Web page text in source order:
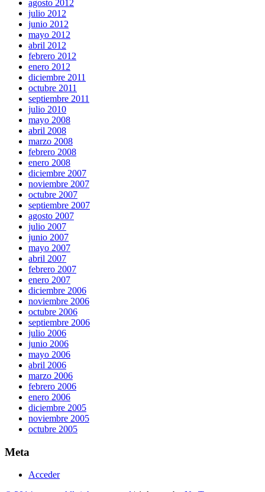
agosto 2012
julio 2012
junio 2012
mayo 2012
abril 2012
febrero 2012
enero 2012
diciembre 2011
octubre 2011
septiembre 2011
julio 2010
mayo 2008
abril 2008
marzo 2008
febrero 2008
enero 2008
diciembre 2007
noviembre 2007
octubre 2007
septiembre 2007
agosto 2007
julio 2007
junio 2007
mayo 2007
abril 2007
febrero 2007
enero 2007
diciembre 2006
noviembre 2006
octubre 2006
septiembre 2006
julio 2006
junio 2006
mayo 2006
abril 2006
marzo 2006
febrero 2006
enero 2006
diciembre 2005
noviembre 2005
octubre 2005
Meta
Acceder